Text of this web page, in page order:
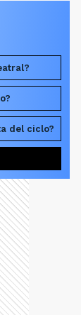
del ciclo?